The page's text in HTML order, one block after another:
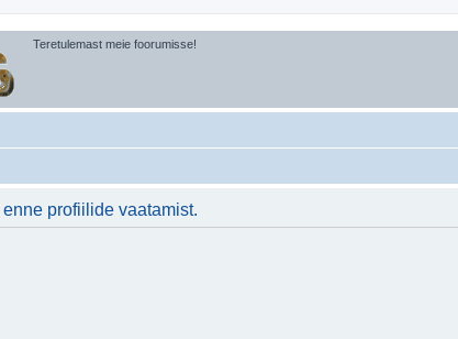
Teretulemast meie foorumisse!
profiilide vaatamist.